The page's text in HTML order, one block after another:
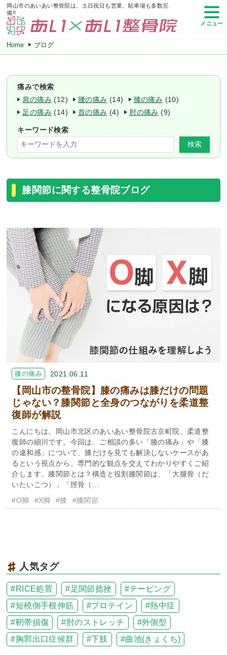
岡山市のあいあい整骨院は、土日祝日も営業、駐車場も多数完
備!!
メニュー
Home ブログ
痛みで検索
肩の痛み (12) 腰の痛み (14) 膝の痛み (10)
足の痛み (14) 首の痛み (4) 肘の痛み (9)
キーワード検索
検索
膝関節に関する整骨院ブログ
膝の痛み 2021.06.11
【岡山市の整骨院】膝の痛みは膝だけの問題
じゃない？膝関節と全身のつながりを柔道整
復師が解説
こんにちは。岡山市北区のあいあい整骨院古京町院、柔道整
復師の細川です。今回は、ご相談の多い「膝の痛み」や「膝
の違和感」について、膝だけを見ても解決しないケースがあ
るという視点から、専門的な観点を交えてわかりやすくご紹
介します。膝関節とは？構造と役割膝関節は、「大腿骨（だ
いたいこつ）」「脛骨（…
#O脚
#X脚 #膝 #膝関節
人気タグ
RICE処置 足関節捻挫
テーピング
短橈側手根伸筋
プロテイン
熱中症
靭帯損傷
肘のストレッチ
外側型
胸郭出口症候群
下肢 曲池(きょくち)